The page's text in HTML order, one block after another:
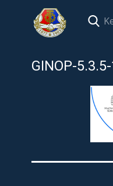
GINOP-